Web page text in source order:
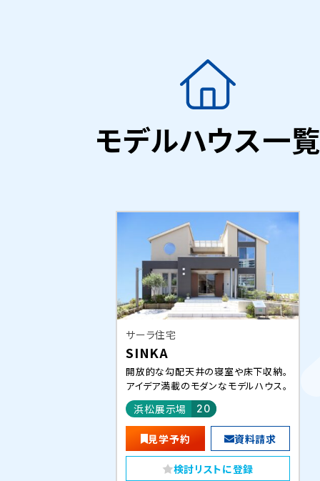
モデルハウス一覧
サーラ住宅
SINKA
開放的な勾配天井の寝室や床下収納。
アイデア満載のモダンなモデルハウス。
浜松展示場 20
見学予約 資料請求
検討リストに登録